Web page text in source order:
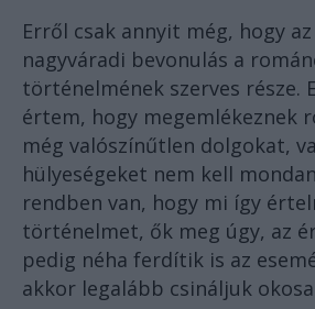
Erről csak annyit még, hogy az
nagyváradi bevonulás a
történelmének szerves része.
értem, hogy megemlékeznek
még valószínűtlen dolgokat,
hülyeségeket nem kell
rendben van, hogy mi így
történelmet, ők meg úgy, az
pedig néha ferdítik is az
akkor legalább csináljuk